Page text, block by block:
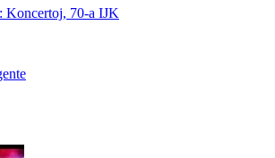
Koncertoj, 70-a IJK